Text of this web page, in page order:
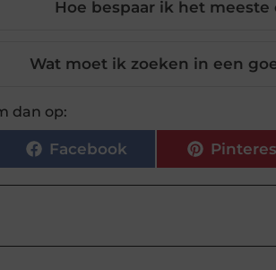
Hoe bespaar ik het
Wat moet ik zoeken in een
dan op:
Facebook